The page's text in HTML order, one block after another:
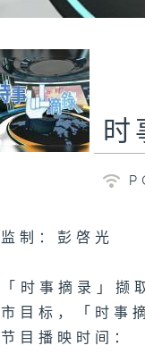
时
监制：彭啓光
「时事摘录」
市目标，「时事
节目播映时间：